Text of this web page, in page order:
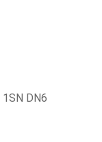
DN6